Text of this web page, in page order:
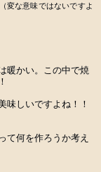
変な意味ではないですよ
暖かい。この中で焼
味しいですよね！！
て何を作ろうか考え